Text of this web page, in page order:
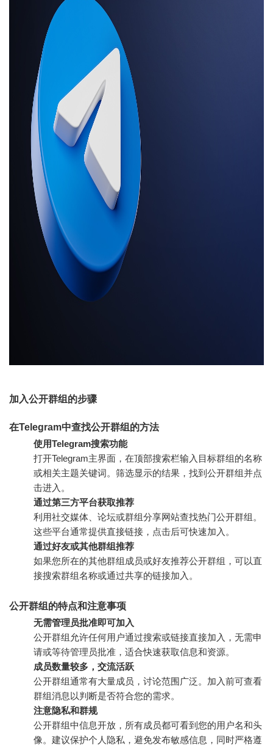
加入公开群组的步骤
在Telegram中查找公开群组的方法
使用Telegram搜索功能
打开Telegram主界面，在顶部搜索栏输入目标群组的名称
或相关主题关键词。筛选显示的结果，找到公开群组并点
击进入。
通过第三方平台获取推荐
利用社交媒体、论坛或群组分享网站查找热门公开群组。
这些平台通常提供直接链接，点击后可快速加入。
通过好友或其他群组推荐
如果您所在的其他群组成员或好友推荐公开群组，可以直
接搜索群组名称或通过共享的链接加入。
公开群组的特点和注意事项
无需管理员批准即可加入
公开群组允许任何用户通过搜索或链接直接加入，无需申
请或等待管理员批准，适合快速获取信息和资源。
成员数量较多，交流活跃
公开群组通常有大量成员，讨论范围广泛。加入前可查看
群组消息以判断是否符合您的需求。
注意隐私和群规
公开群组中信息开放，所有成员都可看到您的用户名和头
像。建议保护个人隐私，避免发布敏感信息，同时严格遵